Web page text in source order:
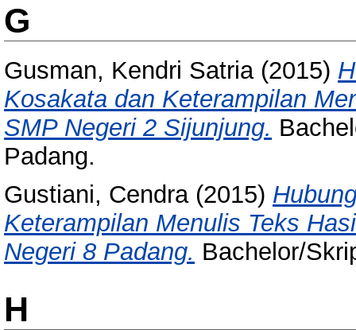
G
Gusman, Kendri Satria(2015)
Kosakata dan Keterampilan
SMP Negeri 2 Sijunjung.
Padang.
Gustiani, Cendra(2015)
Keterampilan Menulis Teks
Negeri 8 Padang. Bachelor/
H